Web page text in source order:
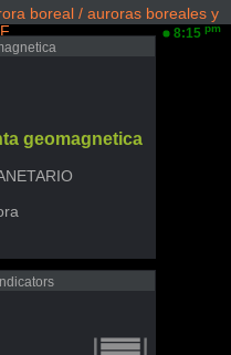
boreal / auroras boreales y
8:15 pm
geomagnetica